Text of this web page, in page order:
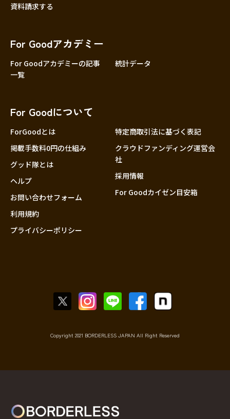
大分
資料請求する
For Goodアカデミー
For Goodアカデミーの記事
一覧
統計データ
For Goodについて
ForGoodとは
掲載手数料0円の仕組み
グッド隊とは
ヘルプ
お問い合わせフォーム
利用規約
プライバシーポリシー
特定商取引法に基づく表記
クラウドファンディング運営会
社
採用情報
For Goodカイゼン目安箱
Copyright 2021 BORDERLESS JAPAN All Right Reserved